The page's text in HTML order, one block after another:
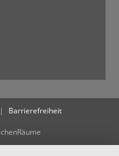
Barrierefreiheit